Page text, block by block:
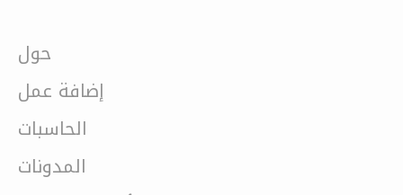
حول
إضافة عمل
الحاسبات
المدونات